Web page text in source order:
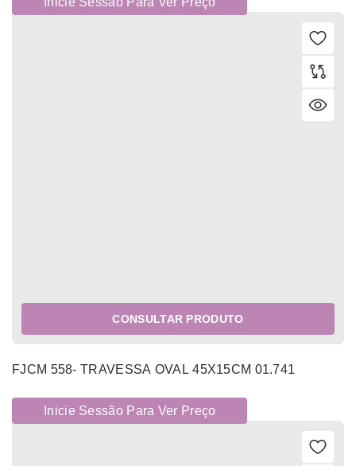
CONSULTAR PRODUTO
FJCM 558- TRAVESSA OVAL 45X15CM 01.741
Inicie Sessão Para Ver Preço